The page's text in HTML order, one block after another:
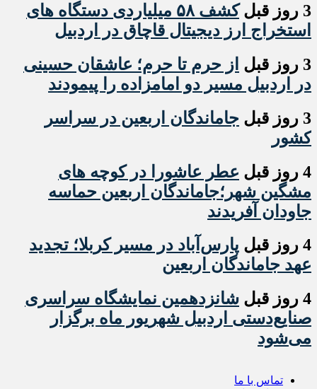
3 روز قبل
کشف ۵۸ میلیاردی دستگاه های
استخراج ارز دیجیتال قاچاق در اردبیل
3 روز قبل
از حرم تا حرم؛ عاشقان حسینی
در اردبیل مسیر دو امامزاده را پیمودند
3 روز قبل
جاماندگان اربعین در سراسر
کشور
4 روز قبل
عطر عاشورا در کوچه های
مشگین شهر؛جاماندگان اربعین حماسه
جاودان آفریدند
4 روز قبل
پارس‌آباد در مسیر کربلا؛ تجدید
عهد جاماندگان اربعین
4 روز قبل
شانزدهمین نمایشگاه سراسری
صنایع‌دستی اردبیل شهریور ماه برگزار
می‌شود
تماس با ما